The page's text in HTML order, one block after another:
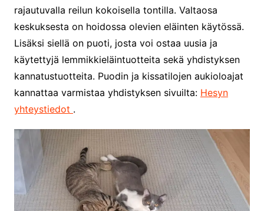
rajautuvalla reilun kokoisella tontilla. Valtaosa
keskuksesta on hoidossa olevien eläinten käytössä.
Lisäksi siellä on puoti, josta voi ostaa uusia ja
käytettyjä lemmikkieläintuotteita sekä yhdistyksen
kannatustuotteita. Puodin ja kissatilojen aukioloajat
kannattaa varmistaa yhdistyksen sivuilta: Hesyn
yhteystiedot .